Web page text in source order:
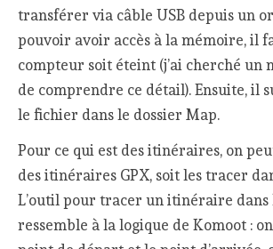
transférer via câble USB depuis un
pouvoir avoir accès à la mémoire, il
compteur soit éteint (j’ai cherché un
de comprendre ce détail). Ensuite, il
le fichier dans le dossier Map.
Pour ce qui est des itinéraires, on
des itinéraires GPX, soit les tracer
L’outil pour tracer un itinéraire dans
ressemble à la logique de Komoot :